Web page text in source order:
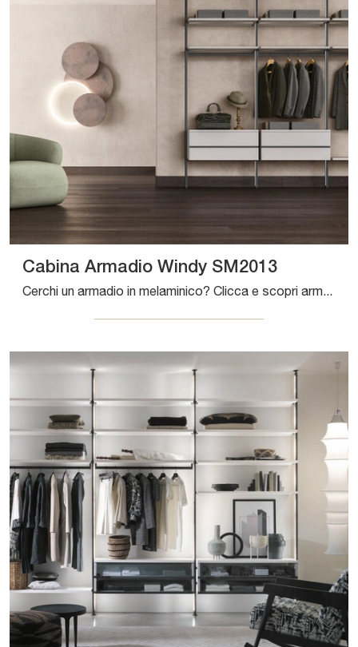
Cabina Armadio Windy SM2013
Cerchi un armadio in melaminico? Clicca e scopri armadi cabine armadio con ante battenti di Zalf.